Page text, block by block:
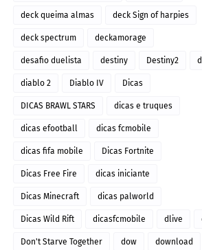
deck queima almas deck Sign of harpies
deck spectrum deckamorage
desafio duelista destiny Destiny2
diablo 2 Diablo IV Dicas
DICAS BRAWL STARS dicas e truques
dicas efootball dicas fcmobile
dicas fifa mobile Dicas Fortnite
Dicas Free Fire dicas iniciante
Dicas Minecraft dicas palworld
Dicas Wild Rift dicasfcmobile dlive
Don't Starve Together dow download